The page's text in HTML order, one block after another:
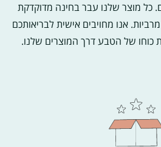
כל מוצר שלנו עבר בחינה מדוקדקת
אנו מחויבים אישית לבריאותכם
כוחו של הטבע דרך המוצרים שלנו.